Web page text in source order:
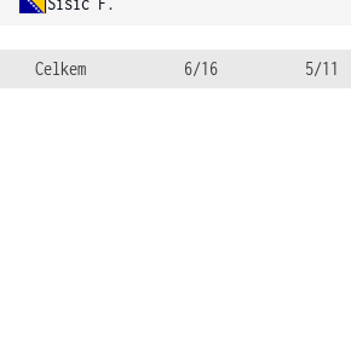
Celkem 6/16 5/11